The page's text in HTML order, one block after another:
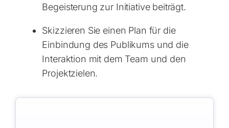
Begeisterung zur Initiative beiträgt.
Skizzieren Sie einen Plan für die
Einbindung des Publikums und die
Interaktion mit dem Team und den
Projektzielen.